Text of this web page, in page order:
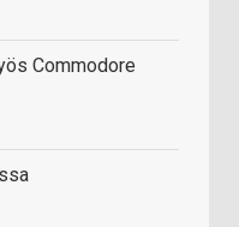
Commodore